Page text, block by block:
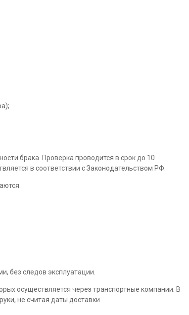
брака. Проверка проводится в срок до 10
в соответствии с Законодательством РФ.
без следов эксплуатации.
осуществляется через транспортные компании. В
не считая даты доставки